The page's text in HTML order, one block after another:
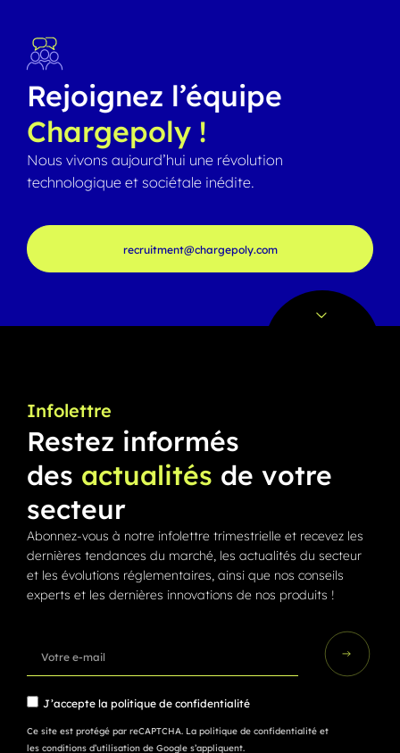
Rejoignez l’équipe
Chargepoly !
Nous vivons aujourd’hui une révolution
technologique et sociétale inédite.
recruitment@chargepoly.com
Infolettre
Restez informés
des actualités de votre
secteur
Abonnez-vous à notre infolettre trimestrielle et recevez les
dernières tendances du marché, les actualités du secteur
et les évolutions réglementaires, ainsi que nos conseils
experts et les dernières innovations de nos produits !
J’accepte la politique de confidentialité
Ce site est protégé par reCAPTCHA. La politique de confidentialité et
les conditions d’utilisation de Google s’appliquent.